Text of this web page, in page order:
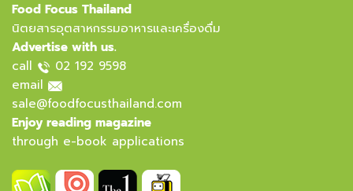
Food Focus Thailand
นิตยสารอุตสาหกรรมอาหารและเครื่องดื่ม
Advertise with us.
call
02 192 9598
email
sale@foodfocusthailand.com
Enjoy reading magazine
through e-book applications